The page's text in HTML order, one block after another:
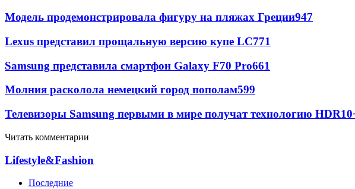
Модель продемонстрировала фигуру на пляжах Греции947
Lexus представил прощальную версию купе LC771
Samsung представила смартфон Galaxy F70 Pro661
Молния расколола немецкий город пополам599
Телевизоры Samsung первыми в мире получат технологию
Читать комментарии
Lifestyle&Fashion
Последние